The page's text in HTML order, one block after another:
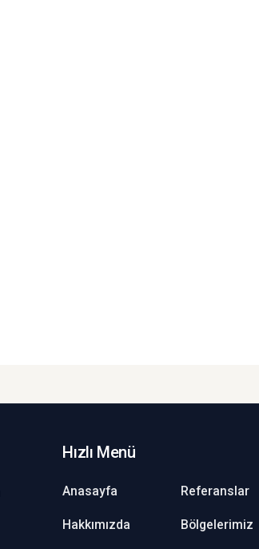
Hızlı Menü
Anasayfa
Hakkımızda
Referanslar
Bölgelerimiz